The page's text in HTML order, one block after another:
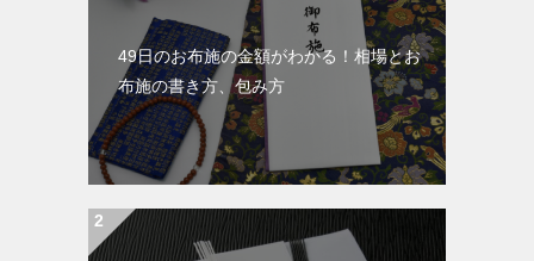
49日のお布施の金額がわかる！相場とお
布施の書き方、包み方